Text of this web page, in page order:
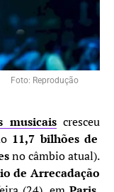
Foto: Reprodução
cresceu
11,7 bilhões de
no câmbio atual).
de Arrecadação